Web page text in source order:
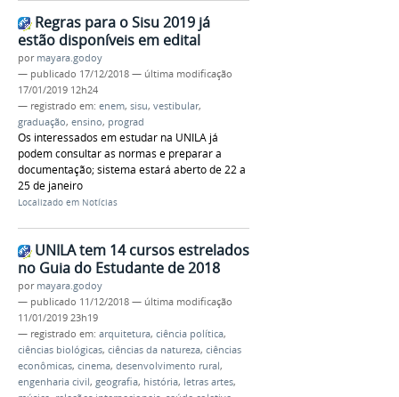
Regras para o Sisu 2019 já
estão disponíveis em edital
por mayara.godoy
— publicado 17/12/2018 — última modificação
17/01/2019 12h24
— registrado em: enem, sisu, vestibular,
graduação, ensino, prograd
Os interessados em estudar na UNILA já
podem consultar as normas e preparar a
documentação; sistema estará aberto de 22 a
25 de janeiro
Localizado em Notícias
UNILA tem 14 cursos estrelados
no Guia do Estudante de 2018
por mayara.godoy
— publicado 11/12/2018 — última modificação
11/01/2019 23h19
— registrado em: arquitetura, ciência política,
ciências biológicas, ciências da natureza, ciências
econômicas, cinema, desenvolvimento rural,
engenharia civil, geografia, história, letras artes,